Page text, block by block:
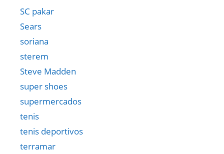
SC pakar
Sears
soriana
sterem
Steve Madden
super shoes
supermercados
tenis
tenis deportivos
terramar